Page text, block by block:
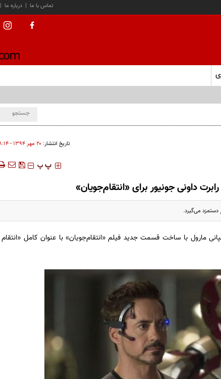
| درباره ما | تماس با ما
تاریخ انتشار: ۲۰ مهر ۱۳۹۴ - ۱۸:۱۴
‍‍‍ پ پ
مارول با ساخت قسمت جدید فیلم «انتقام‌جویان» با عنوان کامل «انتقام